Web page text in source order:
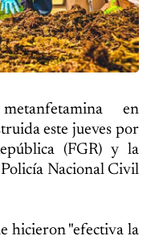
en
este jueves por
(FGR) y la
Nacional Civil
hicieron "efectiva la